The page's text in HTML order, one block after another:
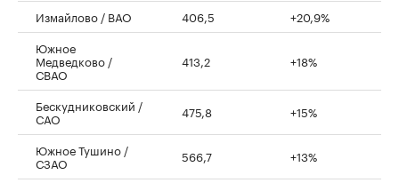
Измайлово / ВАО 406,5
+20,9%
Южное
Медведково /
СВАО
413,2 +18%
Бескудниковский /
САО 475,8 +15%
Южное Тушино /
СЗАО 566,7 +13%